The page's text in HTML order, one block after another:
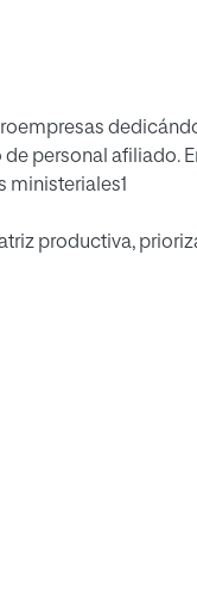
personal afiliado.
ministeriales1
productiva,
de Cotocollao
e inexistente
ingresos, baja